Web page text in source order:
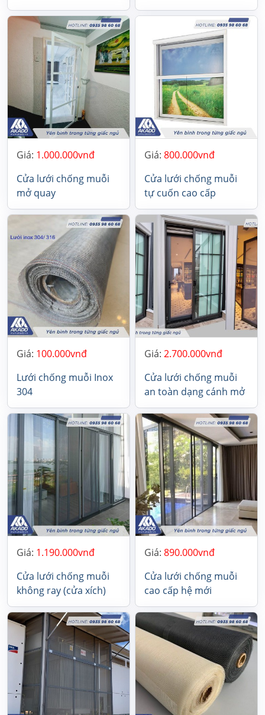
Giá: 1.000.000
Cửa lưới chống muỗi
mở quay
Giá: 800.000
Cửa lưới chống muỗi
tự cuốn cao cấp
Giá: 100.000
Lưới chống muỗi Inox
304
Giá: 2.700.000
Cửa lưới chống muỗi
an toàn dạng cánh mở
Giá: 1.190.000
Cửa lưới chống muỗi
không ray (cửa xích)
Giá: 890.000
Cửa lưới chống muỗi
cao cấp hệ mới